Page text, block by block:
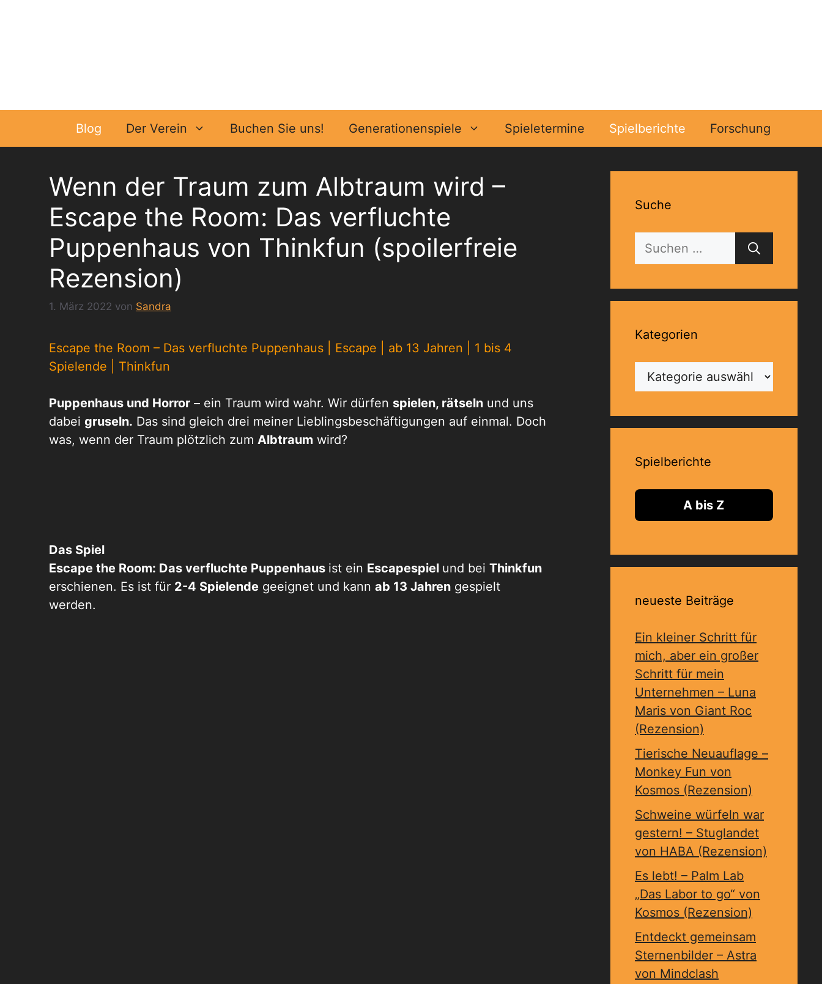
Blog Der Verein Buchen Sie uns! Generationenspiele Spieletermine Spielberichte Forschung
Wenn der Traum zum Albtraum wird –
Escape the Room: Das verfluchte
Puppenhaus von Thinkfun (spoilerfreie
Rezension)
1. März 2022 von Sandra
Escape the Room – Das verfluchte Puppenhaus | Escape | ab 13 Jahren | 1 bis 4
Spielende | Thinkfun
Puppenhaus und Horror – ein Traum wird wahr. Wir dürfen spielen, rätseln und uns
dabei gruseln. Das sind gleich drei meiner Lieblingsbeschäftigungen auf einmal. Doch
was, wenn der Traum plötzlich zum Albtraum wird?
Das Spiel
Escape the Room: Das verfluchte Puppenhaus ist ein Escapespiel und bei Thinkfun
erschienen. Es ist für 2-4 Spielende geeignet und kann ab 13 Jahren gespielt
werden.
Suche
Suchen
Kategorien
Kategorien
Spielberichte
A bis Z
neueste Beiträge
Ein kleiner Schritt für
mich, aber ein großer
Schritt für mein
Unternehmen – Luna
Maris von Giant Roc
(Rezension)
Tierische Neuauflage –
Monkey Fun von
Kosmos (Rezension)
Schweine würfeln war
gestern! – Stuglandet
von HABA (Rezension)
Es lebt! – Palm Lab
„Das Labor to go“ von
Kosmos (Rezension)
Entdeckt gemeinsam
Sternenbilder – Astra
von Mindclash